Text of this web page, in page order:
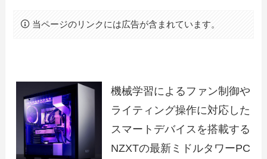
当ページのリンクには広告が含まれています。
機械学習によるファン制御や
ライティング操作に対応した
スマートデバイスを搭載する
NZXTの最新ミドルタワーPC